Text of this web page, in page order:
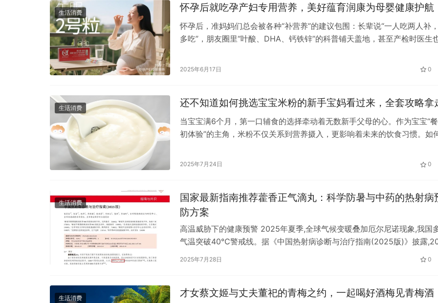
生活消费 怀孕后就吃孕产妇专用营养，美好蕴育润康为母婴健康护航
怀孕后，准妈妈们总会被各种“补营养”的建议包围：长辈说“一人吃两人补
多吃”，朋友圈里“叶酸、DHA、钙铁锌”的科普铺天盖地，甚至产检时医生
2025年6月17日 0
生活消费 还不知道如何挑选宝宝米粉的新手宝妈看过来，全套攻略拿
当宝宝满6个月，第一口辅食的选择牵动着无数新手父母的心。作为宝宝“
初体验”的主角，米粉不仅关系到营养摄入，更影响着未来的饮食习惯。如
2025年7月24日 0
生活消费
国家最新指南推荐藿香正气滴丸：科学防暑与中药的热射病
防方案
高温威胁下的健康预警 2025年夏季,全球气候变暖叠加厄尔尼诺现象,我国
气温突破40℃警戒线。据《中国热射病诊断与治疗指南(2025版)》披露
年全国热射病就诊人数达5…
2025年7月28日 0
生活消费 才女蔡文姬与丈夫董祀的青梅之约，一起喝好酒梅见青梅酒